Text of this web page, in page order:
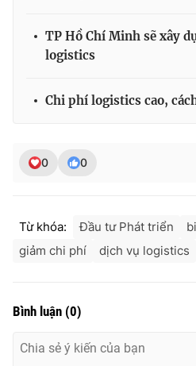
TP Hồ Chí Minh sẽ xây
logistics
Chi phí logistics cao,
0 0
Từ khóa: Đầu tư Phát triển
giảm chi phí
dịch vụ logistics
Bình luận (0)